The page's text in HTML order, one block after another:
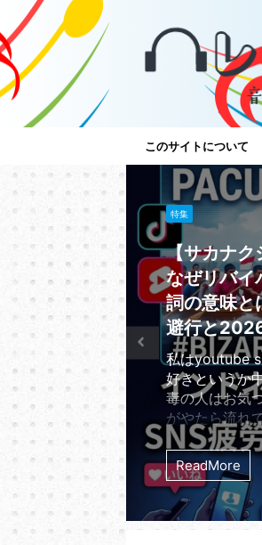
このサイトについて
特集
【サカナク
なぜリバイ
詞の意味と
避行と
私はyoutube
好きというか
毒の人はお気
がやたら流れ
ナクションの
る。 リリース
たれたサカナ
2026年の今
ャートを理不
る。 オリコ
ReadMore